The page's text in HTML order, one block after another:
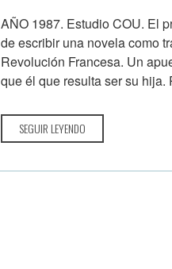
AÑO 1987. Estudio COU. El
de escribir una novela como
Revolución Francesa. Un
que él que resulta ser su hija.
SEGUIR LEYENDO